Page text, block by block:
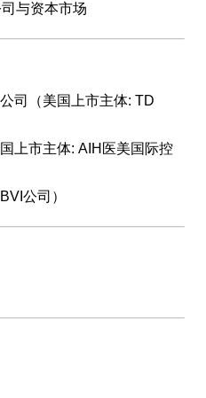
与资本市场
司（美国上市主体: TD
上市主体: AIH医美国际控
公司）